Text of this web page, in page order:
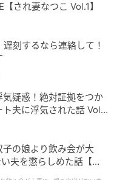
され妻なつこ Vol.1】
刻するなら連絡して！
気疑惑！絶対証拠をつか
夫に浮気された話 Vol.
子の娘より飲み会が大
夫を懲らしめた話【第1